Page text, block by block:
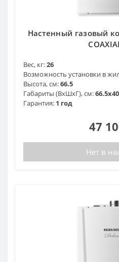
Настенный газовый
Вес, кг:26
Возможность установки в
Высота, см:66.5
Габариты (ВхШхГ), см:
Гарантия: 1 год
47
Нет в